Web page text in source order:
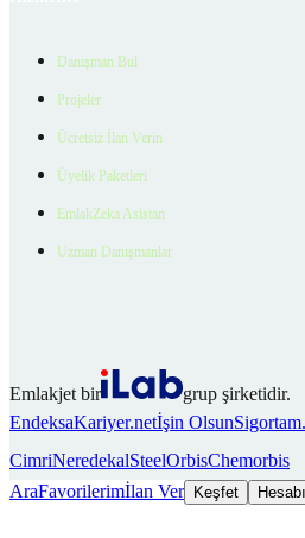
Danışman Bul
Projeler
Ücretsiz İlan Verin
Üyelik Paketleri
EmlakZeka Asistan
Uzman Danışmanlar
Emlakjet bir
grup şirketidir.
EndeksaKariyer.netİşin Olsun
CimriNeredekalSteelOrbisChemorbis
AraFavorilerimİlan Ver Keşfet